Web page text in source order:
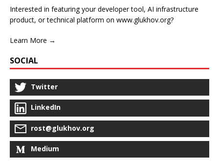
Interested in featuring your developer tool, AI infrastructure
product, or technical platform on www.glukhov.org?
Learn More →
SOCIAL
Twitter
LinkedIn
rost@glukhov.org
Medium